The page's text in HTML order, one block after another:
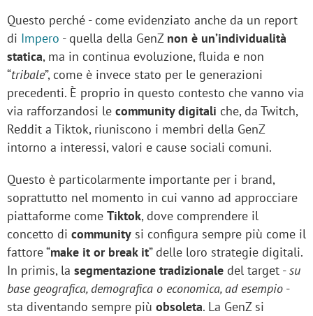
Questo perché - come evidenziato anche da un report
di Impero - quella della GenZ non è un’individualità
statica, ma in continua evoluzione, fluida e non
“tribale”, come è invece stato per le generazioni
precedenti. È proprio in questo contesto che vanno via
via rafforzandosi le community digitali che, da Twitch,
Reddit a Tiktok, riuniscono i membri della GenZ
intorno a interessi, valori e cause sociali comuni.
Questo è particolarmente importante per i brand,
soprattutto nel momento in cui vanno ad approcciare
piattaforme come Tiktok, dove comprendere il
concetto di community si configura sempre più come il
fattore “make it or break it” delle loro strategie digitali.
In primis, la segmentazione tradizionale del target -su
base geografica, demografica o economica, ad esempio -
sta diventando sempre più obsoleta. La GenZ si